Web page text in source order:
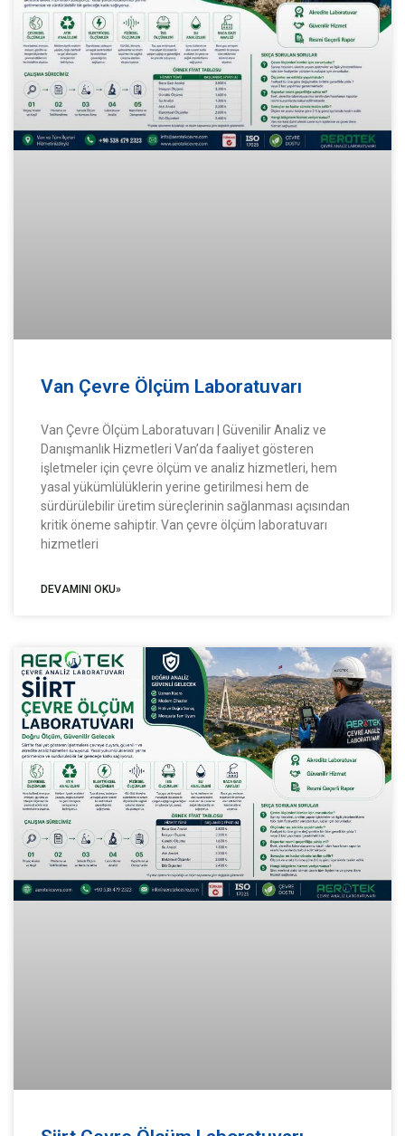
Van Çevre Ölçüm Laboratuvarı
Van Çevre Ölçüm Laboratuvarı | Güvenilir Analiz ve
Danışmanlık Hizmetleri Van’da faaliyet gösteren
işletmeler için çevre ölçüm ve analiz hizmetleri, hem
yasal yükümlülüklerin yerine getirilmesi hem de
sürdürülebilir üretim süreçlerinin sağlanması açısından
kritik öneme sahiptir. Van çevre ölçüm laboratuvarı
hizmetleri
DEVAMINI OKU»